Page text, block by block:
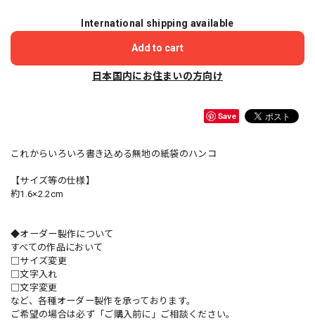
International shipping available
Add to cart
日本国内にお住まいの方向け
Save
これからいろいろ書き込める無地の紙袋のハンコ
【サイズ等の仕様】
約1.6×2.2cm
◆オーダー製作について
すべての作品において
□サイズ変更
□文字入れ
□文字変更
など、各種オーダー製作を承っております。
ご希望の場合は必ず「ご購入前に」ご相談ください。